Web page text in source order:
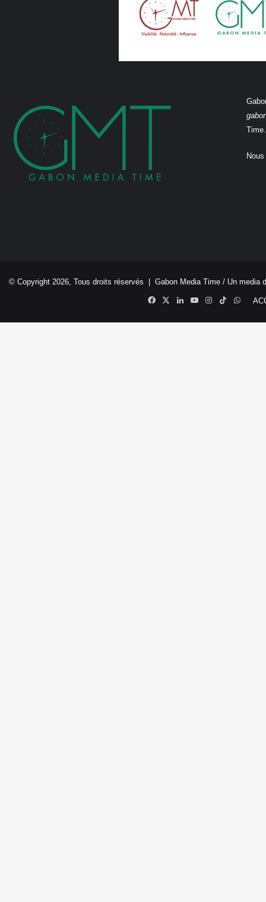
Time.
© Copyright 2026, Tous droits réservés | Gabon Media Time / Un media
Facebook
X LinkedinYouTubeInstagram
TikTok